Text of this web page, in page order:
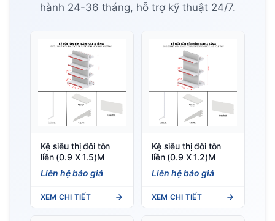
hành 24-36 tháng, hỗ trợ kỹ thuật 24/7.
Kệ siêu thị đôi tôn
liền (0.9 X 1.5)M
Liên hệ báo giá
XEM CHI TIẾT
Kệ siêu thị đôi tôn
liền (0.9 X 1.2)M
Liên hệ báo giá
XEM CHI TIẾT